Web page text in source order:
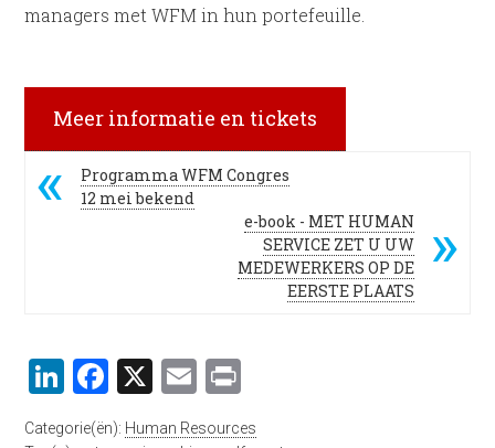
managers met WFM in hun portefeuille.
Meer informatie en tickets
Programma WFM Congres
12 mei bekend
e-book - MET HUMAN
SERVICE ZET U UW
MEDEWERKERS OP DE
EERSTE PLAATS
LinkedIn
Facebook
X Email
Categorie(ën): Human Resources